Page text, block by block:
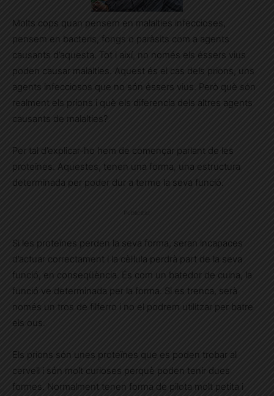
Molts cops quan pensem en malalties infeccioses,
pensem en bacteris, fongs o paràsits com a agents
causants d’aquesta. Tot i així, no només els éssers vius
poden causar malalties. Aquest és el cas dels prions, uns
agents infecciosos que no són éssers vius. Però què són
realment els prions i què els diferencia dels altres agents
causants de malalties?
Per tal d’explicar-ho hem de començar parlant de les
proteïnes. Aquestes, tenen una forma, una estructura
determinada per poder dur a terme la seva funció.
Si les proteïnes perden la seva forma, seran incapaces
d’actuar correctament i la cèl·lula perdrà part de la seva
funció, en conseqüència. És com un batedor de cuina, la
funció ve determinada per la forma. Si es trenca, serà
només un tros de filferro i no el podrem utilitzar per batre
els ous.
Els prions són unes proteïnes que es poden trobar al
cervell i són molt curioses perquè poden tenir dues
formes. Normalment tenen forma de pilota molt petita i